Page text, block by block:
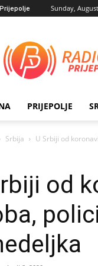
Prijepolje Sunday,
PRIJEPOLJE
Srbija U Srbiji od
od